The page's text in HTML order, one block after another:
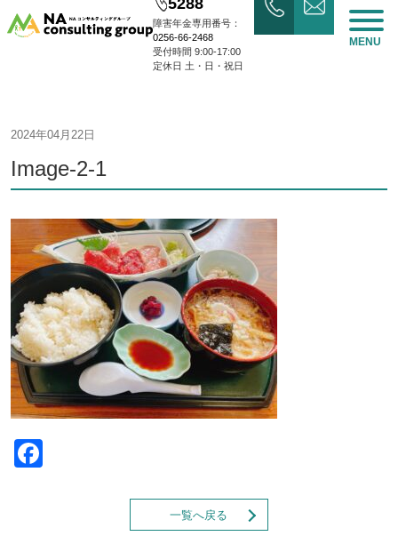
障害年金専用番号：
0256-66-2468
受付時間 9:00-17:00
定休日 土・日・祝日
MENU
2024年04月22日
Image-2-1
一覧へ戻る